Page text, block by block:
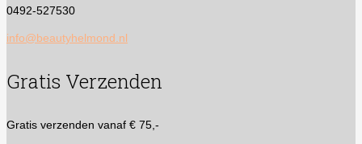
0492-527530
info@beautyhelmond.nl
Gratis Verzenden
Gratis verzenden vanaf € 75,-